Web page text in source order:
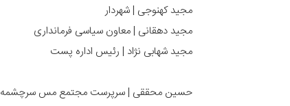
مجید کهنوجی | شهردار
مجید دهقانی | معاون سیاسی فرمانداری
مجید شهابی نژاد | رئیس اداره پست
حسین محققی | سرپرست مجتمع مس سرچشمه